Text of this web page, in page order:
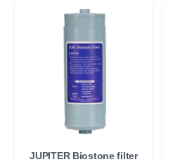
JUPITER Biostone filter